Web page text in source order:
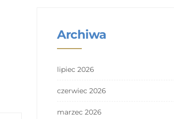
Archiwa
lipiec 2026
czerwiec 2026
marzec 2026